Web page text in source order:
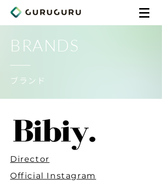
BRANDS
ブランド
Director
Official Instagram